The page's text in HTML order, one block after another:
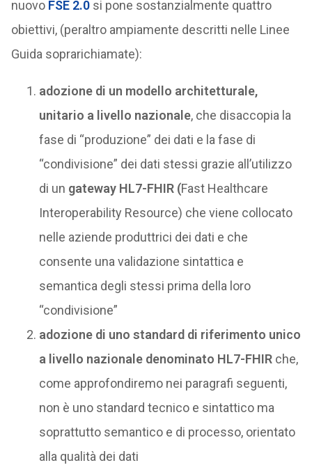
nuovo FSE 2.0si pone sostanzialmente quattro
obiettivi, (peraltro ampiamente descritti nelle Linee
Guida soprarichiamate):
adozione di un modello architetturale,
unitario a livello nazionale, che disaccopia la
fase di “produzione” dei dati e la fase di
“condivisione” dei dati stessi grazie all’utilizzo
di un gateway HL7-FHIR (Fast Healthcare
Interoperability Resource) che viene collocato
nelle aziende produttrici dei dati e che
consente una validazione sintattica e
semantica degli stessi prima della loro
“condivisione”
adozione di uno standard di riferimento unico
a livello nazionale denominato HL7-FHIRche,
come approfondiremo nei paragrafi seguenti,
non è uno standard tecnico e sintattico ma
soprattutto semantico e di processo, orientato
alla qualità dei dati